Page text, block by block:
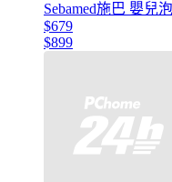
Sebamed施巴 嬰兒
$679
$899